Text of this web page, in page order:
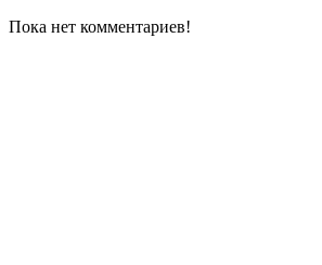
Пока нет комментариев!